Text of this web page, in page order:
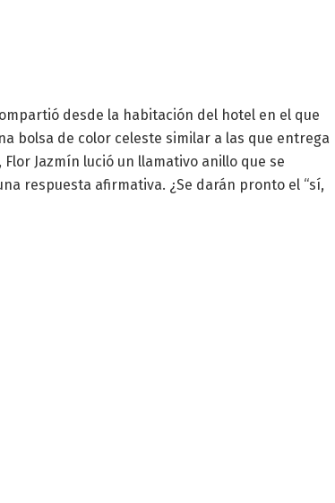
desde la habitación del hotel en el que
bolsa de color celeste similar a las que entrega
Jazmín lució un llamativo anillo que se
respuesta afirmativa. ¿Se darán pronto el “sí,